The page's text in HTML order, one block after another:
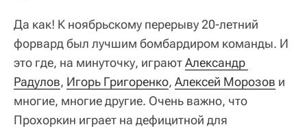
Да как! К ноябрьскому перерыву 20-летний
форвард был лучшим бомбардиром команды. И
это где, на минуточку, играютАлександр
Радулов, Игорь Григоренко, Алексей Морозов и
многие, многие другие. Очень важно, что
Прохоркин играет на дефицитной для